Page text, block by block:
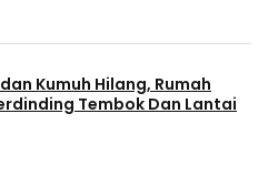
Kumuh Hilang, Rumah
Tembok Dan Lantai